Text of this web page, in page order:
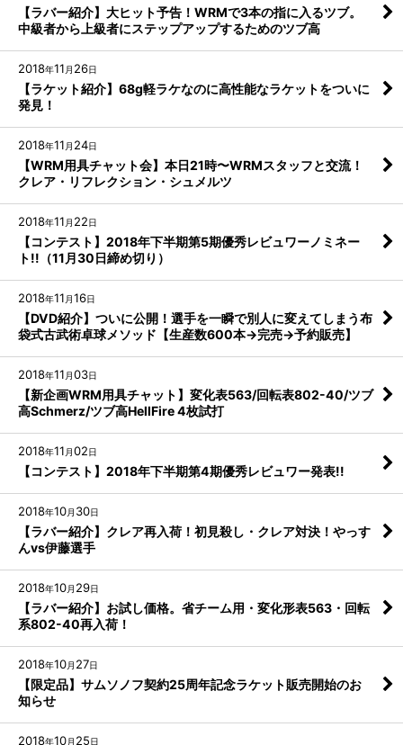
【ラバー紹介】大ヒット予告！WRMで3本の指に入るツブ。
中級者から上級者にステップアップするためのツブ高
2018年11 月 26日
【ラケット紹介】68g軽ラケなのに高性能なラケットをついに
発見！
2018年11 月 24日
【WRM用具チャット会】本日21時〜WRMスタッフと交流！
クレア・リフレクション・シュメルツ
2018年11 月 22日
【コンテスト】2018年下半期第5期優秀レビュワーノミネー
ト!!（11月30日締め切り）
2018年11 月16日
【DVD紹介】ついに公開！選手を一瞬で別人に変えてしまう布
袋式古武術卓球メソッド【生産数600本→完売→予約販売】
2018年11 月03日
【新企画WRM用具チャット】変化表563/回転表802-40/ツブ
高Schmerz/ツブ高HellFire 4枚試打
2018年11 月02日
【コンテスト】2018年下半期第4期優秀レビュワー発表!!
2018年10月 30日
【ラバー紹介】クレア再入荷！初見殺し・クレア対決！やっす
んvs伊藤選手
2018年10月 29日
【ラバー紹介】お試し価格。省チーム用・変化形表563・回転
系802-40再入荷！
2018年10月 27日
【限定品】サムソノフ契約25周年記念ラケット販売開始のお
知らせ
2018年10月 25日